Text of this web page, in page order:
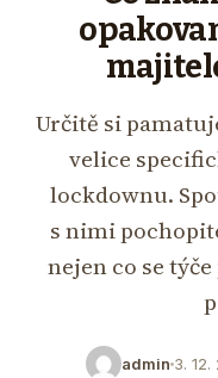
Určitě si
velice
lockdownu.
s nimi
nejen co se
admin 3. 12.